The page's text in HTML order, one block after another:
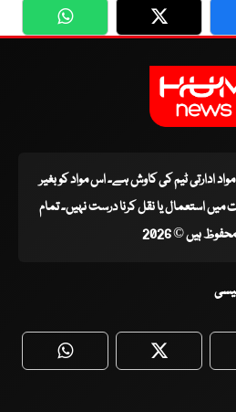
WhatsApp Twitter
مواد ادارتی ٹیم کی کاوش ہے۔ اس مواد کو بغیر
استعمال یا نقل کرنا درست نہیں۔ تمام
ہیں © 2026
WhatsApp Twitter